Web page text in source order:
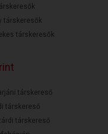
társkeresők
társkeresők
társkereső
társkereső
társkereső